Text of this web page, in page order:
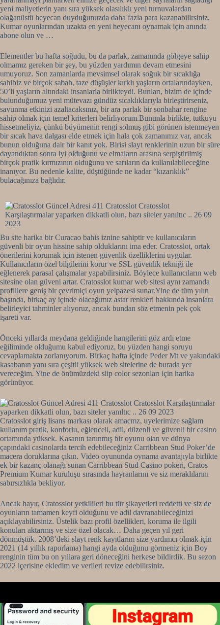
yeni maliyetlerin yanı sıra yüksek olasılıklı yeni turnuvalardan
olağanüstü heyecan duyduğunuzda daha fazla para kazanabilirsiniz.
Kumar oyunlarından uzakta en yeni heyecanı oynamak için anında
abone olun ve …
Elementler bu hafta soğudu, bu da parlak, zamanında gölgeye sahip
olmamız gereken bir şey, bu yüzden yardımın devam etmesini
umuyoruz. Son zamanlarda mevsimsel olarak soğuk bir sıcaklığa
sahibiz ve birçok sabah, taze düşüşler kırklı yaşların ortalarındayken,
50’li yaşların altındaki insanlarla birlikteydi. Bunları, bizim de içinde
bulunduğumuz yeni mütevazı gündüz sıcaklıklarıyla birleştirirseniz,
savunma etkinizi azaltacaksınız, bir ara parlak bir sonbahar rengine
sahip olmak için temel kriterleri belirliyorum.Bununla birlikte, tutkuyu
hissetmeliyiz, çünkü büyümenin rengi solmuş gibi görünen istenmeyen
bir sıcak hava dalgası elde etmek için hala çok zamanımız var, ancak
bunun olduğuna dair bir kanıt yok. Birisi slayt renklerinin uzun bir süre
dayandıktan sonra iyi olduğunu ve elmaların arasına serpiştirilmiş
birçok pratik kırmızının olduğunu ve sarıların da kullanılabileceğine
inanıyor. Bu nedenle kalite, düştüğünde ne kadar “kızarıklık”
bulacağınıza bağlıdır.
Bu site harika bir Curacao bahis iznine sahiptir ve kullanıcıların
güvenli bir oyun hissine sahip olduklarını ima eder. Cratosslot, ortak
önerilerini korumak için istenen güvenlik özelliklerini uygular.
Kullanıcıların özel bilgilerini korur ve SSL güvenlik tekniği ile
eğlenerek parasal çalışmalar yapabilirsiniz. Böylece kullanıcıların web
sitesine olan güveni artar. Cratosslot kumar web sitesi aynı zamanda
profillere geniş bir çevrimiçi oyun yelpazesi sunar.Yine de tüm yılın
başında, birkaç ay içinde olacağımız astar renkleri hakkında insanlara
belirleyici tahminler alıyoruz, ancak bundan söz etmenin pek çok
işareti var.
Önceki yıllarda meydana geldiğinde hangilerini göz ardı etme
eğiliminde olduğumu kabul ediyoruz, bu yüzden hangi soruyu
cevaplamakta zorlanıyorum. Birkaç hafta içinde Peder Mt ve yakındaki
kasabanın yanı sıra çeşitli yüksek web sitelerine de burada yer
vereceğim. Yine de önümüzdeki slip color sezonları için harika
görünüyor.
Cratosslot giriş lisans markası olarak amacmz, uyelerimize sağlam
kullanım pratik, konforlu, eğlenceli, adil, düzenli ve güvenli bir casino
ortamında yüksek. Kasanın tanınmış bir oyunu olan ve dünya
çapındaki casinolarda tercih edebileceğiniz Carribbean Stud Poker’de
macera doruklarına çıkın. Video oyununda oynama avantajıyla birlikte
ek bir kazanç olanağı sunan Carribbean Stud Casino pokeri, Cratos
Premium Kumar kuruluşu sırasında hayranlarını ve siz meraklılarını
sabırsızlıkla bekliyor.
Ancak hayır, Cratosslot yetkilileri bu tür şikayetleri reddetti ve siz de
oyunların tamamen keyfi olduğunu ve adil davranabileceğinizi
açıklayabilirsiniz. Üstelik bazı profil özellikleri, koruma ile ilgili
konuları aktarmış ve size özel olacak… Daha geçen yıl geri
dönmüştük. 2008’deki slayt renk kayıtlarım size yardımcı olmak için
2021 (14 yıllık raporlama) hangi ayda olduğunu görmeniz için Boy
renginin tüm bu on yıllara geri döneceğini herkese bildirdik. Bu sezon
2022 içerisine ekledim ve verileri revize edebilirsiniz.